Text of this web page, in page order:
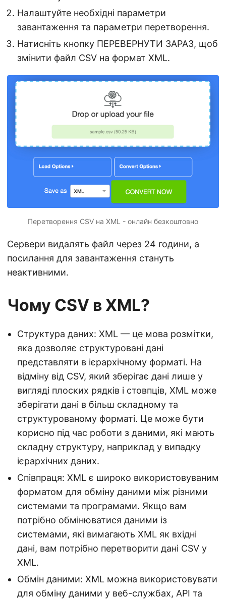
Налаштуйте необхідні параметри
завантаження та параметри перетворення.
Натисніть кнопку ПЕРЕВЕРНУТИ ЗАРАЗ, щоб
змінити файл CSV на формат XML.
Перетворення CSV на XML - онлайн безкоштовно
Сервери видалять файл через 24 години, а
посилання для завантаження стануть
неактивними.
Чому CSV в XML?
Структура даних: XML — це мова розмітки,
яка дозволяє структуровані дані
представляти в ієрархічному форматі. На
відміну від CSV, який зберігає дані лише у
вигляді плоских рядків і стовпців, XML може
зберігати дані в більш складному та
структурованому форматі. Це може бути
корисно під час роботи з даними, які мають
складну структуру, наприклад у випадку
ієрархічних даних.
Співпраця: XML є широко використовуваним
форматом для обміну даними між різними
системами та програмами. Якщо вам
потрібно обмінюватися даними із
системами, які вимагають XML як вхідні
дані, вам потрібно перетворити дані CSV у
XML.
Обмін даними: XML можна використовувати
для обміну даними у веб-службах, API та